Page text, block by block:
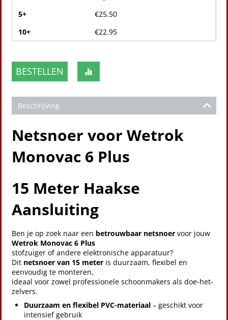
5+
€25.50
10+
€22.95
BESTELLEN
Beschrijving
Netsnoer voor Wetrok
Monovac 6 Plus
15 Meter Haakse
Aansluiting
Ben je op zoek naar een betrouwbaar netsnoer voor jouw
Wetrok Monovac 6 Plus
stofzuiger of andere elektronische apparatuur?
Dit netsnoer van 15 meter is duurzaam, flexibel en
eenvoudig te monteren,
ideaal voor zowel professionele schoonmakers als doe-het-
zelvers.
Duurzaam en flexibel PVC-materiaal – geschikt voor
intensief gebruik